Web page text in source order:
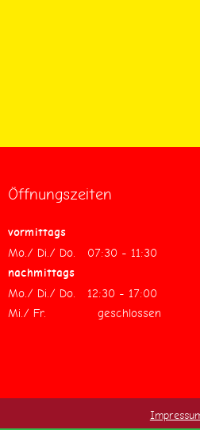
Öffnungszeiten
vormittags
Mo./ Di./ Do. 07:30 - 11:30
nachmittags
Mo./ Di./ Do. 12:30 - 17:00
Mi./ Fr. geschlossen